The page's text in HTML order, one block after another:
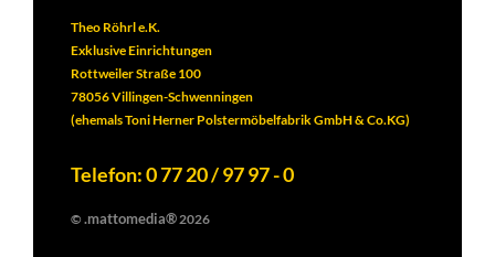
Theo Röhrl e.K.
Exklusive Einrichtungen
Rottweiler Straße 100
78056 Villingen-Schwenningen
(ehemals Toni Herner Polstermöbelfabrik GmbH & Co.KG)
Telefon: 0 77 20 / 97 97 - 0
© .mattomedia® 2026